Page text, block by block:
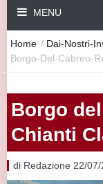
MENU
Home / Dai-Nostri-
Borgo-Del-Cabreo-
Borgo
Chianti
di Redazione 22/07/